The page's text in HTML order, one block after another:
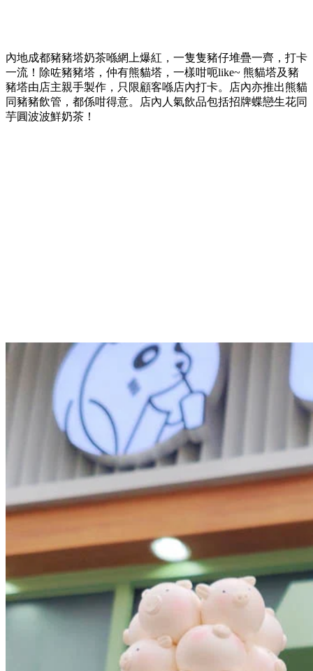
內地成都豬豬塔奶茶喺網上爆紅，一隻隻豬仔堆疊一齊，打卡
一流！除咗豬豬塔，仲有熊貓塔，一樣咁呃like~ 熊貓塔及豬
豬塔由店主親手製作，只限顧客喺店內打卡。店內亦推出熊貓
同豬豬飲管，都係咁得意。店內人氣飲品包括招牌蝶戀生花同
芋圓波波鮮奶茶！